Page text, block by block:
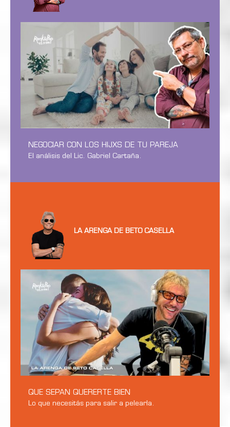
NEGOCIAR CON LOS HIJXS DE TU PAREJA
El análisis del Lic. Gabriel Cartaña.
LA ARENGA DE BETO CASELLA
QUE SEPAN QUERERTE BIEN
Lo que necesitás para salir a pelearla.